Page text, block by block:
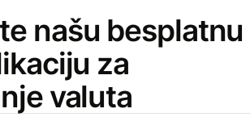
našu besplatnu
za
valuta